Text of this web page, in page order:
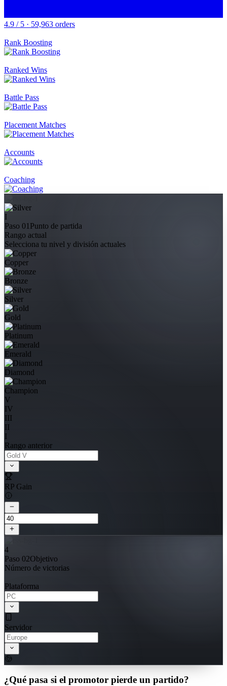
4.9 / 5 · 59,963 orders
Rank Boosting
Ranked Wins
Battle Pass
Placement Matches
Accounts
Coaching
I
Paso 01 Punto de partida
Rango actual
Selecciona tu nivel y división actuales
Copper
Bronze
Silver
Gold
Platinum
Emerald
Diamond
Champion
V
IV
III
II
I
Rango anterior
RP Gain
4
Paso 02Objetivo
Número de victorias
Plataforma
Servidor
¿Qué pasa si el promotor pierde un partido?